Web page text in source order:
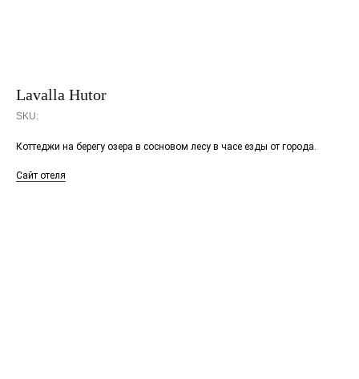
Lavalla Hutor
SKU:
Коттеджи на берегу озера в сосновом лесу в часе езды от города.
Сайт отеля